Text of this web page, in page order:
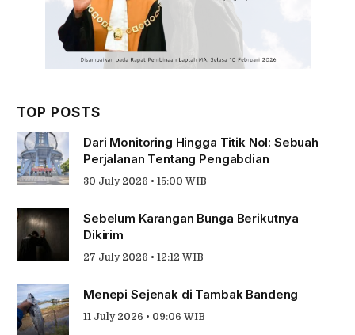
TOP POSTS
Dari Monitoring Hingga Titik Nol: Sebuah
Perjalanan Tentang Pengabdian
30 July 2026 • 15:00 WIB
Sebelum Karangan Bunga Berikutnya
Dikirim
27 July 2026 • 12:12 WIB
Menepi Sejenak di Tambak Bandeng
11 July 2026 • 09:06 WIB